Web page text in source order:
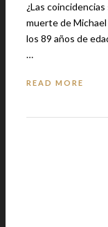
¿Las
muerte de Michael
los 89 años de edad. Te recomendamos: -El uso
…
READ MORE